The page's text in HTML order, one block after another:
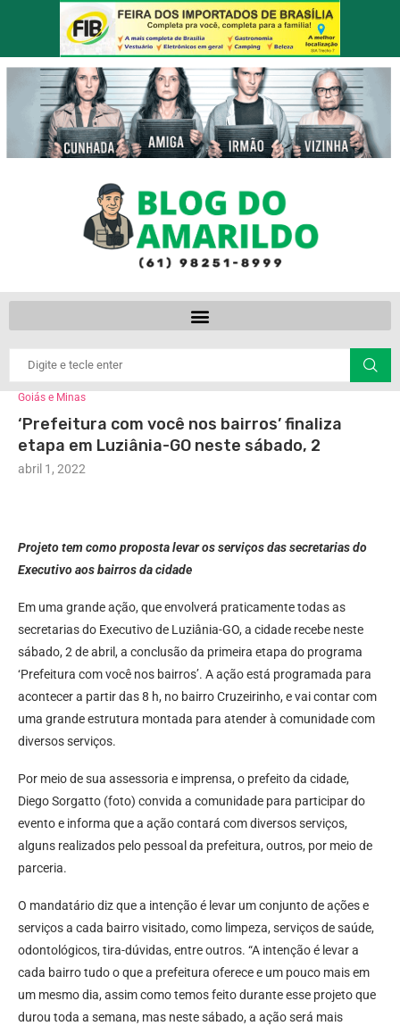
Goiás e Minas
‘Prefeitura com você nos bairros’ finaliza
etapa em Luziânia-GO neste sábado, 2
abril 1, 2022
Projeto tem como proposta levar os serviços das secretarias do
Executivo aos bairros da cidade
Em uma grande ação, que envolverá praticamente todas as
secretarias do Executivo de Luziânia-GO, a cidade recebe neste
sábado, 2 de abril, a conclusão da primeira etapa do programa
‘Prefeitura com você nos bairros’. A ação está programada para
acontecer a partir das 8 h, no bairro Cruzeirinho, e vai contar com
uma grande estrutura montada para atender à comunidade com
diversos serviços.
Por meio de sua assessoria e imprensa, o prefeito da cidade,
Diego Sorgatto (foto) convida a comunidade para participar do
evento e informa que a ação contará com diversos serviços,
alguns realizados pelo pessoal da prefeitura, outros, por meio de
parceria.
O mandatário diz que a intenção é levar um conjunto de ações e
serviços a cada bairro visitado, como limpeza, serviços de saúde,
odontológicos, tira-dúvidas, entre outros. “A intenção é levar a
cada bairro tudo o que a prefeitura oferece e um pouco mais em
um mesmo dia, assim como temos feito durante esse projeto que
durou toda a semana, mas neste sábado, a ação será mais